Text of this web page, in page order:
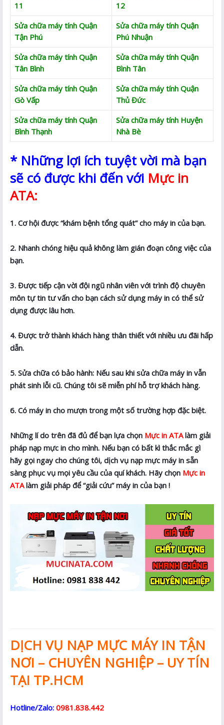
11
12
Sửa chữa máy tính Quận
Tận Phú
Sửa chữa máy tính Quận
Phú Nhuận
Sửa chữa máy tính Quận
Tân Bình
Sửa chữa máy tính Quận
Bình Tân
Sửa chữa máy tính Quận
Gò Vấp
Sửa chữa máy tính Quận
Thủ Đức
Sửa chữa máy tính Quận
Bình Thạnh
Sửa chữa máy tính Huyện
Nhà Bè
* Những lợi ích tuyệt vời mà bạn
sẽ có được khi đến với Mực in
ATA:
1. Cơ hội được “khám bệnh tổng quát” cho máy in của bạn.
2. Nhanh chóng hiệu quả không làm gián đoạn công việc của
bạn.
3. Được tiếp cận vời đội ngũ nhân viên với trình độ chuyên
môn tự tin tư vấn cho bạn cách sử dụng máy in có thể sử
dụng được lâu hơn.
4. Được trở thành khách hàng thân thiết với nhiều ưu đãi hấp
dẫn.
5. Sửa chữa có bảo hành: Nếu sau khi sửa chữa máy in vẫn
phát sinh lỗi cũ. Chúng tôi sẽ miễn phí hỗ trợ khách hàng.
6. Có máy in cho mượn trong một số trường hợp đặc biệt.
Những lí do trên đã đủ để bạn lựa chọn Mực in ATAlàm giải
pháp nạp mực in cho mình. Nếu bạn có bất kì thắc mắc gì
hãy gọi ngay cho chúng tôi, dịch vụ nạp mực máy in sẵn
sàng phục vụ mọi yêu cầu của quí khách. Hãy chọn Mực in
ATAlàm giải pháp để “giải cứu” máy in của bạn !
DỊCH VỤ NẠP MỰC MÁY IN TẬN
NƠI – CHUYÊN NGHIỆP – UY TÍN
TẠI TP.HCM
Hotline/Zalo: 0981.838.442